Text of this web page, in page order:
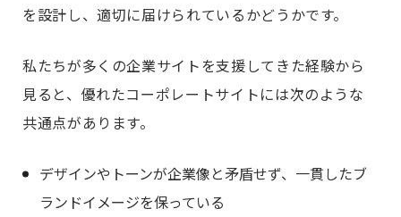
を設計し、適切に届けられているかどうかです。
私たちが多くの企業サイトを支援してきた経験から
見ると、優れたコーポレートサイトには次のような
共通点があります。
デザインやトーンが企業像と矛盾せず、一貫したブ
ランドイメージを保っている